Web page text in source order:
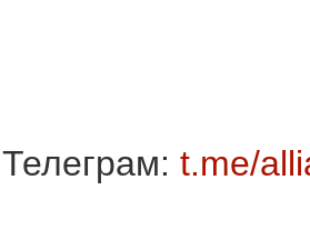
Телеграм: t.me/